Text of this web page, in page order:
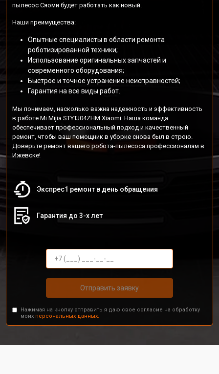
пылесос Сяоми будет работать как новый.
Наши преимущества:
Опытные специалисты в области ремонта
роботизированной техники;
Использование оригинальных запчастей и
современного оборудования;
Быстрое и точное устранение неисправностей;
Гарантия на все виды работ.
Мы понимаем, насколько важна надежность и эффективность
в работе Mi Mijia STYTJ04ZHM Xiaomi. Наша команда
обеспечивает профессиональный подход и качественный
ремонт, чтобы ваш помощник в уборке снова был в строю.
Доверьте ремонт вашего робота-пылесоса профессионалам в
Ижевске!
Экспрес1 ремонт в день обращения
Гарантия до 3-х лет
Отправить заявку
Нажимая на кнопку отправить я даю свое согласие на обработку
моих персональных данных.